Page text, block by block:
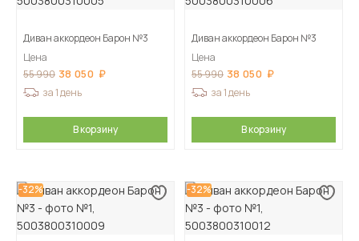
Диван аккордеон Барон №3
Цена
55 990 38 050
за 1 день
В корзину
Диван аккордеон Барон №3
Цена
55 990 38 050
за 1 день
В корзину
-32% -32%